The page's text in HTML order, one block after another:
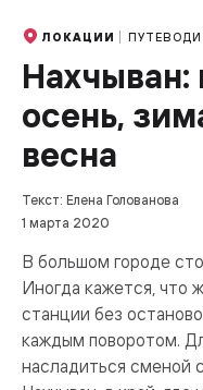
ЛОКАЦИИ
Нахчыван:
осень,
весна
Текст: Елена Голованова
1 марта 2020
В большом городе
Иногда кажется, что
станции без
каждым поворотом.
насладиться сменой